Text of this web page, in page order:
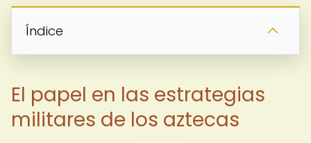
Índice
El papel en las estrategias
militares de los aztecas